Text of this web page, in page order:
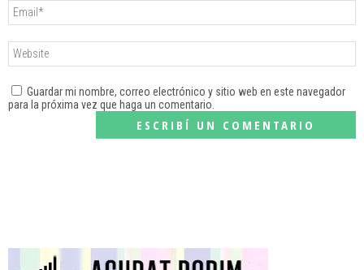
Guardar mi nombre, correo electrónico y sitio web en este navegador
para la próxima vez que haga un comentario.